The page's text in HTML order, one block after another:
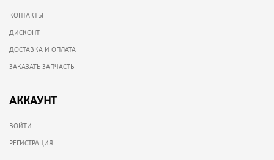
КОНТАКТЫ
ДИСКОНТ
ДОСТАВКА И ОПЛАТА
ЗАКАЗАТЬ ЗАПЧАСТЬ
АККАУНТ
ВОЙТИ
РЕГИСТРАЦИЯ